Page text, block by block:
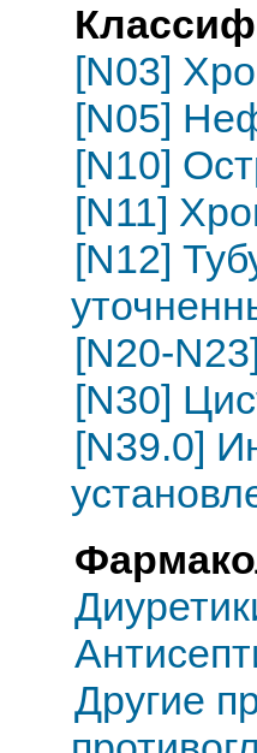
[N03]
[N05]
[N10]
[N11]
[N12]
[N20-
[N30]
[N39.0]
Другие